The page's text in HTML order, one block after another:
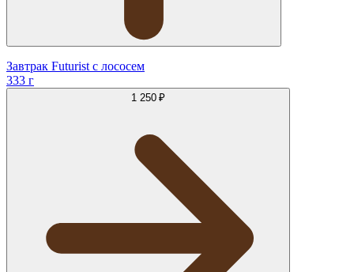
Завтрак Futurist с лососем
333 г
1 250 ₽